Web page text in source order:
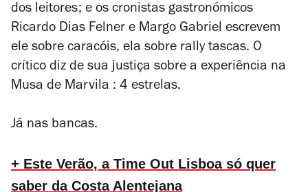
dos leitores; e os cronistas gastronómicos
Ricardo Dias Felner e Margo Gabriel escrevem
ele sobre caracóis, ela sobre rally tascas. O
crítico diz de sua justiça sobre a experiência na
Musa de Marvila : 4 estrelas.
Já nas bancas.
+ Este Verão, a Time Out Lisboa só quer
saber da Costa Alentejana